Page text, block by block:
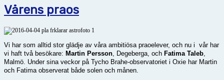
Vårens praos
Vi har som alltid stor glädje av våra ambitiösa praoelever, och nu i vår har
vi haft två besökare: Martin Persson , Degeberga, och Fatima Taleb
Malmö. Under sina veckor på Tycho Brahe-observatoriet i Oxie har Martin
och Fatima observerat både solen och månen.